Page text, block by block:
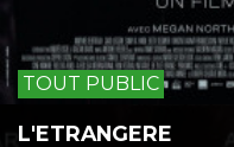
TOUT PUBLIC
L'ETRANGERE